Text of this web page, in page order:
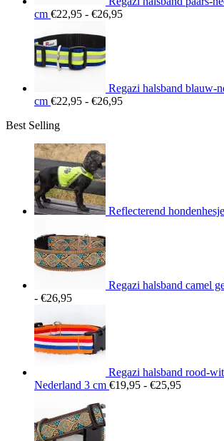
cm €22,95 - €26,95Prijsklasse:
Regazi halsband blauw-
cm €22,95 - €26,95Prijsklasse:
Best Selling
Reflecterend hondenhesje
Regazi halsband camel
- €26,95Prijsklasse:
tot
€26,95
Regazi halsband rood-
Nederland 3 cm €19,95 - €25,95Prijsklasse: